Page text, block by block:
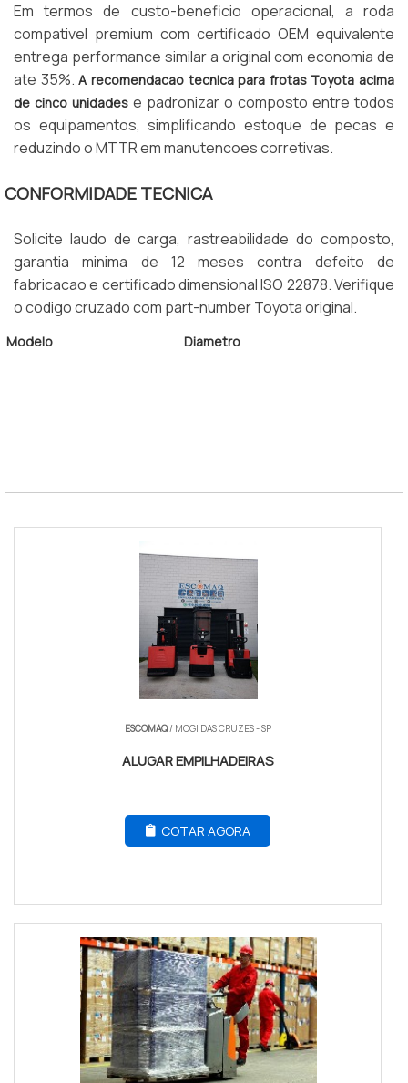
Em termos de custo-beneficio operacional, a roda
compativel premium com certificado OEM equivalente
entrega performance similar a original com economia de
ate 35%.A recomendacao tecnica para frotas Toyota acima
de cinco unidades e padronizar o composto entre todos
os equipamentos, simplificando estoque de pecas e
reduzindo o MTTR em manutencoes corretivas.
CONFORMIDADE TECNICA
Solicite laudo de carga, rastreabilidade do composto,
garantia minima de 12 meses contra defeito de
fabricacao e certificado dimensional ISO 22878. Verifique
o codigo cruzado com part-number Toyota original.
Modelo Diametro
ESCOMAQ/ MOGI DAS CRUZES - SP
ALUGAR EMPILHADEIRAS
COTAR AGORA